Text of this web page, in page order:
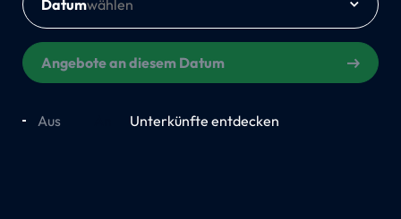
Datum
Angebote an diesem Datum
Aus Unterkünfte entdecken